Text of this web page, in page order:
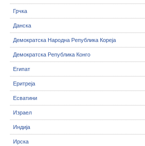
Грчка
Данска
Демократска Народна Република Кореја
Демократска Република Конго
Египат
Еритреја
Есватини
Израел
Индија
Ирска